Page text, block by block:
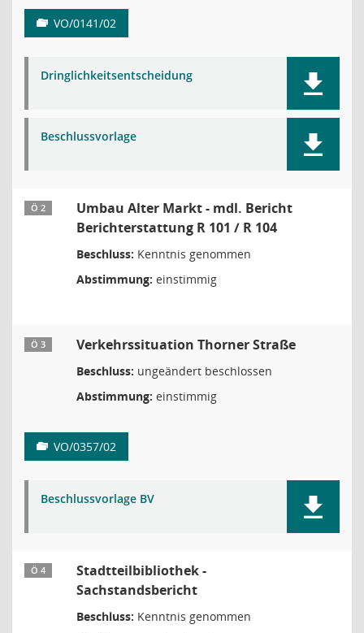
VO/0141/02
Dringlichkeitsentscheidung
Beschlussvorlage
Ö 2
Umbau Alter Markt - mdl. Bericht
Berichterstattung R 101 / R 104
Beschluss: Kenntnis genommen
Abstimmung: einstimmig
Ö 3 Verkehrssituation Thorner Straße
Beschluss: ungeändert beschlossen
Abstimmung: einstimmig
VO/0357/02
Beschlussvorlage BV
Ö 4
Stadtteilbibliothek -
Sachstandsbericht
Beschluss: Kenntnis genommen